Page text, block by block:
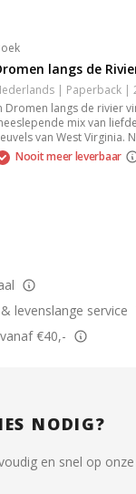
langs de
Dromen langs de rivier
mix van
van West Virginia.
van Laura's
er niet alleen hoop
ook voor de liefde.
Nooit meer leverbaar
levenslange service
€40,-
NODIG?
en snel op onze